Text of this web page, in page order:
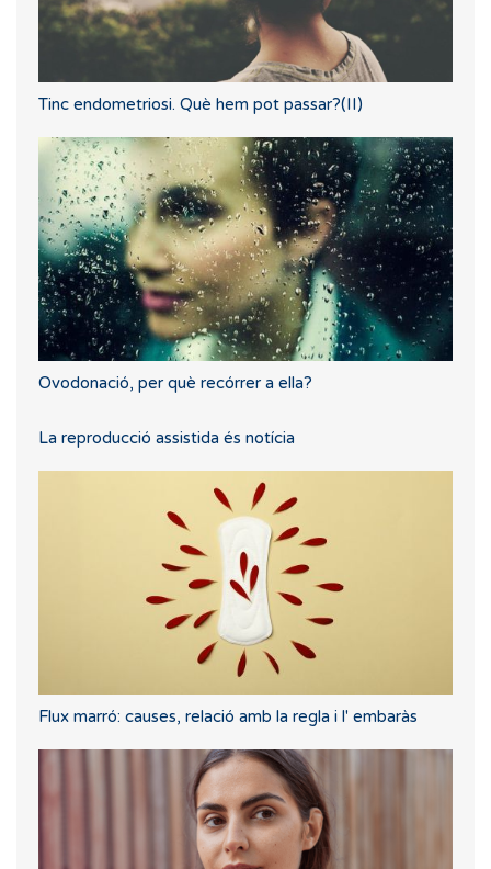
Tinc endometriosi. Què hem pot passar?(II)
Ovodonació, per què recórrer a ella?
La reproducció assistida és notícia
Flux marró: causes, relació amb la regla i l' embaràs